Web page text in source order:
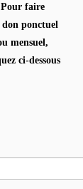
Pour faire
ponctuel
mensuel,
ci-dessous